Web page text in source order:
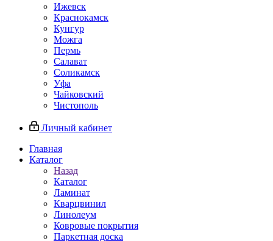
Ижевск
Краснокамск
Кунгур
Можга
Пермь
Салават
Соликамск
Уфа
Чайковский
Чистополь
Личный кабинет
Главная
Каталог
Назад
Каталог
Ламинат
Кварцвинил
Линолеум
Ковровые покрытия
Паркетная доска